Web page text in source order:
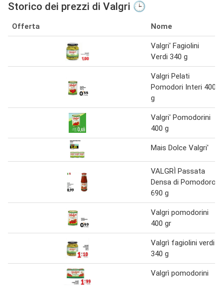
Storico dei prezzi di Valgri 🕒
Offerta Nome
Valgri' Fagiolini
Verdi 340 g
Valgri Pelati
Pomodori Interi 400
g
Valgri' Pomodorini
400 g
Mais Dolce Valgri'
VALGRÌ Passata
Densa di Pomodoro
690 g
Valgri pomodorini
400 gr
Valgrì fagiolini verdi
340 g
Valgrì pomodorini